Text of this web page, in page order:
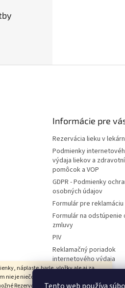
náplaste,barle, vložky ale aj za
nie je niečo jasné prosím
Rezervovať iba s vyzdvihnutím v
Informácie pre
Rezervácia lieku v
Podmienky
výdaja liekov a
pomôcok a VOP
GDPR - Podmienky
osobných údajov
Formulár pre reklamáciu
Formulár na odstúpenie
zmluvy
PIV
Reklamačný poriadok
internetového výdaja
Hodnotenie obchodu
Moja objednávka